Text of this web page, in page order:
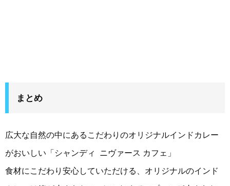
まとめ
広大な自然の中にあるこだわりのオリジナルインドカレー
がおいしい「シャンディ ニヴァース カフェ」
食材にこだわり安心していただける、オリジナルのインド